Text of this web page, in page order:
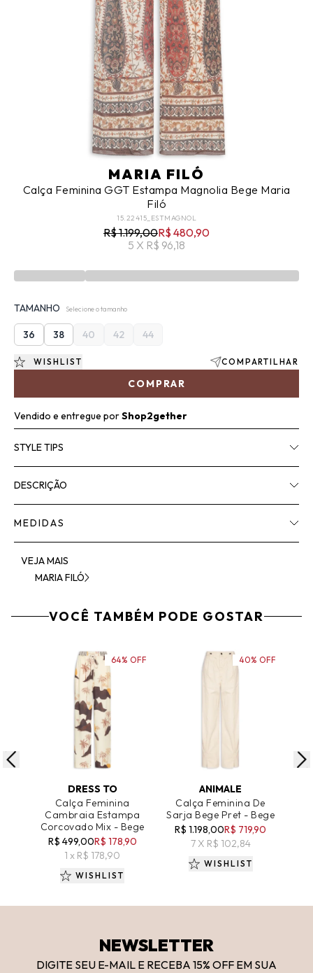
MARIA FILÓ
Calça Feminina GGT Estampa Magnolia Bege Maria
Filó
15.22415_ESTMAGNOL
R$ 1.199,00R$ 480,90
5 X R$ 96,18
TAMANHO Selecione o tamanho
36 38 40 42 44
COMPRAR
WISHLIST COMPARTILHAR
Vendido e entregue porShop2gether
STYLE TIPS
DESCRIÇÃO
MEDIDAS
VEJA MAIS
MARIA FILÓ
VOCÊ TAMBÉM PODE GOSTAR
ADICIONAR AO CARRINHO
DRESS TO
Calça Feminina
Cambraia Estampa
Corcovado Mix - Bege
R$ 499,00R$ 178,90
1 x R$ 178,90
64% OFF
WISHLIST
ADICIONAR AO CARRINHO
ANIMALE
Calça Feminina De
Sarja Bege Pret - Bege
R$ 1.198,00R$ 719,90
7 X R$ 102,84
40% OFF
WISHLIST
NEWSLETTER
DIGITE SEU E-MAIL E RECEBA 15% OFF EM SUA